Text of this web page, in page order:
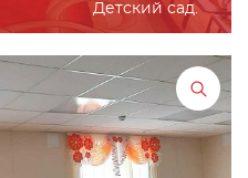
Детский сад.